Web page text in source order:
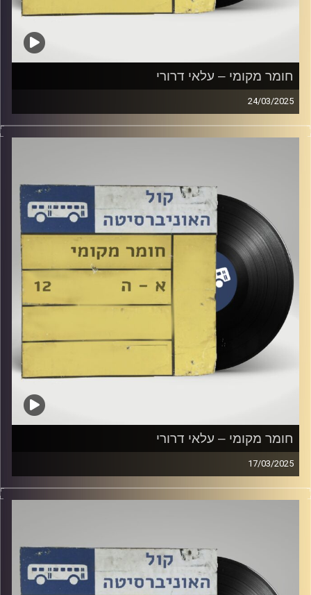
חומר מקומי – עלאי דרורי
24/03/2025
שעה של מוזיקה ישראלית עם עלאי דרורי
חומר מקומי – עלאי דרורי
17/03/2025
שעה של מוזיקה ישראלית עם עלאי דרורי